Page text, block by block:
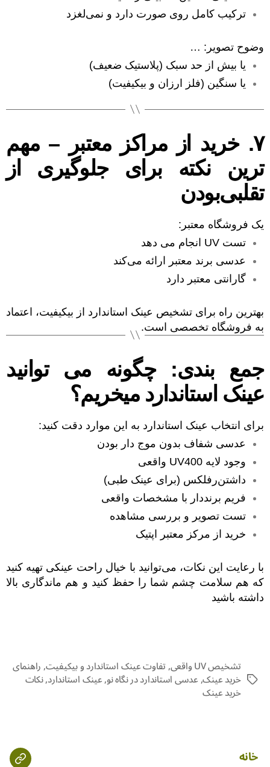
ترکیب کامل روی صورت دارد و نمی‌لغزد
وضوح تصویر: …
یا بیش از حد سبک (پلاستیک ضعیف)
یا سنگین (فلز ارزان و بیکیفیت)
۷. خرید از مراکز معتبر – مهم
ترین نکته برای جلوگیری از
تقلبی‌بودن
یک فروشگاه معتبر:
تست UV انجام می دهد
عدسی برند معتبر ارائه می‌کند
گارانتی معتبر دارد
بهترین راه برای تشخیص عینک استاندارد از بیکیفیت، اعتماد
به فروشگاه تخصصی است.
جمع بندی: چگونه می توانید
عینک استاندارد میخریم؟
برای انتخاب عینک استاندارد به این موارد دقت کنید:
عدسی شفاف بدون موج دار بودن
وجود لایه UV400 واقعی
داشتن‌رفلکس (برای عینک طبی)
فریم برنددار با مشخصات واقعی
تست تصویر و بررسی مشاهده
خرید از مرکز معتبر اپتیک
با رعایت این نکات، می‌توانید با خیال راحت عینکی تهیه کنید
که هم سلامت چشم شما را حفظ کنید و هم ماندگاری بالا
داشته باشید
تشخیص UV واقعی ,تفاوت عینک استاندارد و بیکیفیت,راهنمای
خرید عینک,عدسی استاندارد در نگاه نو,عینک استاندارد,نکات
خرید عینک
خانه